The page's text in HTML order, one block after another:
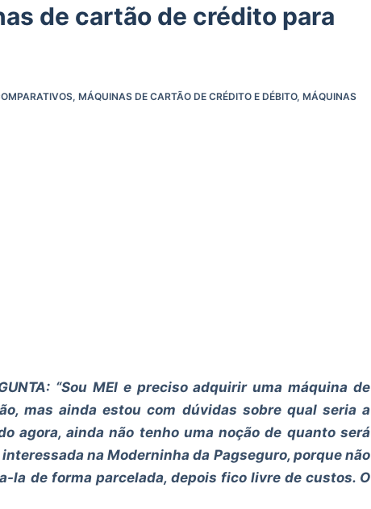
de cartão de crédito para
,MÁQUINAS DE CARTÃO DE CRÉDITO E DÉBITO,MÁQUINAS
“Sou MEI e preciso adquirir uma máquina de
mas ainda estou com dúvidas sobre qual seria a
agora, ainda não tenho uma noção de quanto será
na Moderninha da Pagseguro, porque não
la de forma parcelada, depois fico livre de custos. O